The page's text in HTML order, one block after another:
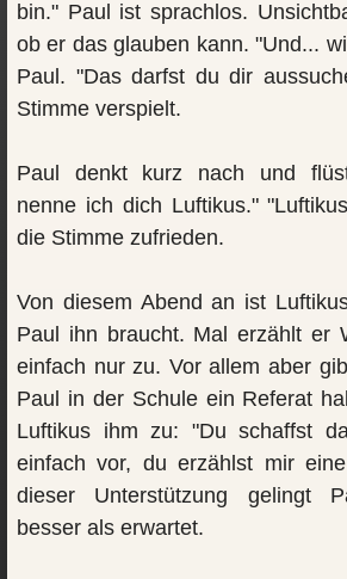
bin." Paul ist sprachlos.
ob er das glauben kann. "Und...
Paul. "Das darfst du dir
Stimme verspielt.
Paul denkt kurz nach und
nenne ich dich Luftikus."
die Stimme zufrieden.
Von diesem Abend an ist
Paul ihn braucht. Mal erzählt er
einfach nur zu. Vor allem aber
Paul in der Schule ein Referat
Luftikus ihm zu: "Du schaffst
einfach vor, du erzählst mir
dieser Unterstützung gelingt
besser als erwartet.